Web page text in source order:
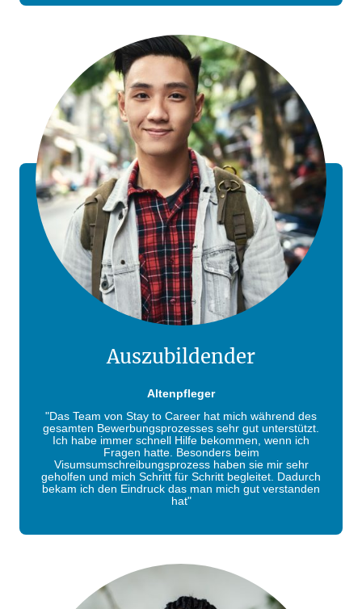
Auszubildender
Altenpfleger
"Das Team von Stay to Career hat mich während des
gesamten Bewerbungsprozesses sehr gut unterstützt.
Ich habe immer schnell Hilfe bekommen, wenn ich
Fragen hatte. Besonders beim
Visumsumschreibungsprozess haben sie mir sehr
geholfen und mich Schritt für Schritt begleitet. Dadurch
bekam ich den Eindruck das man mich gut verstanden
hat"